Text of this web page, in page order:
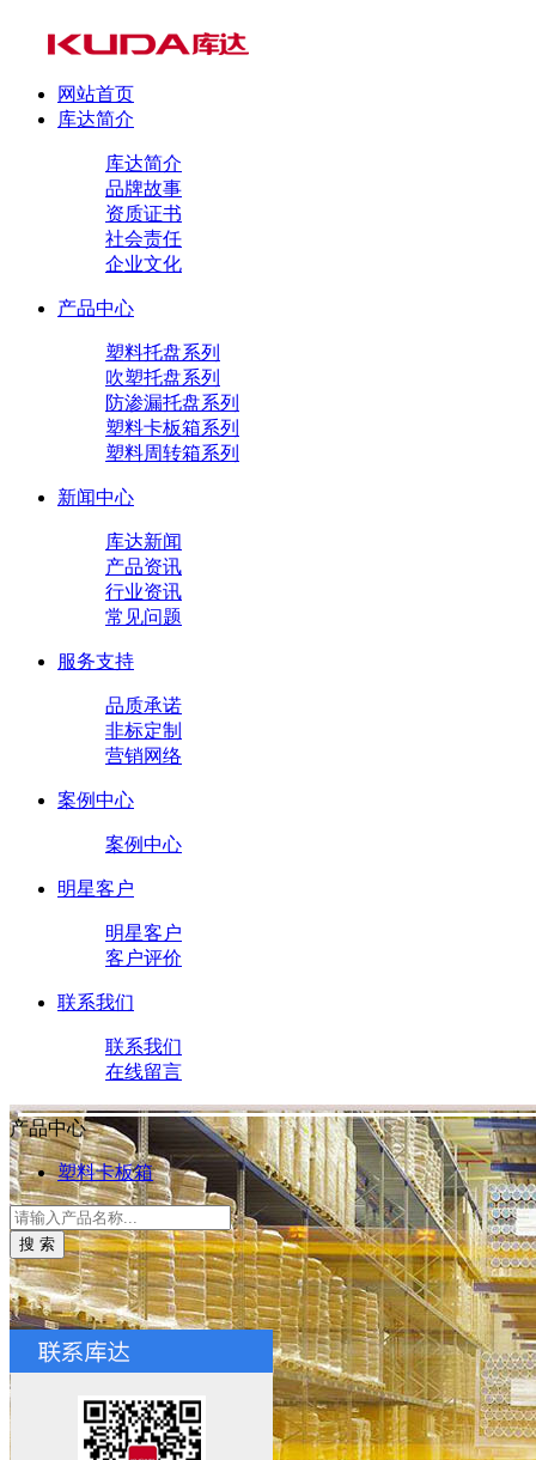
网站首页
库达简介
库达简介
品牌故事
资质证书
社会责任
企业文化
产品中心
塑料托盘系列
吹塑托盘系列
防渗漏托盘系列
塑料卡板箱系列
塑料周转箱系列
新闻中心
库达新闻
产品资讯
行业资讯
常见问题
服务支持
品质承诺
非标定制
营销网络
案例中心
案例中心
明星客户
明星客户
客户评价
联系我们
联系我们
在线留言
产品中心
塑料卡板箱